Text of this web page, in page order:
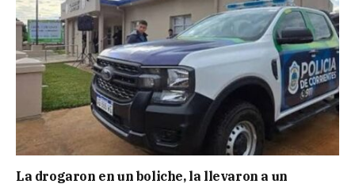
La drogaron en un boliche, la llevaron a un